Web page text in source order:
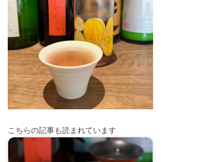
こちらの記事も読まれています